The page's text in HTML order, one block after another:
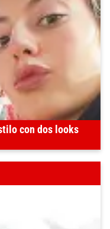
con dos looks